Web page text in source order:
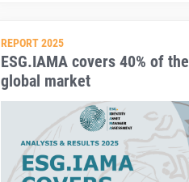
REPORT 2025
ESG.IAMA covers 40% of the
global market